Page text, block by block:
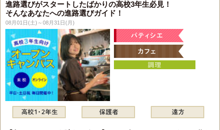
進路選びがスタートしたばかりの高校3年生必見！
そんなあなたへの進路選びガイド！
08月01日(土)～08月31日(月)